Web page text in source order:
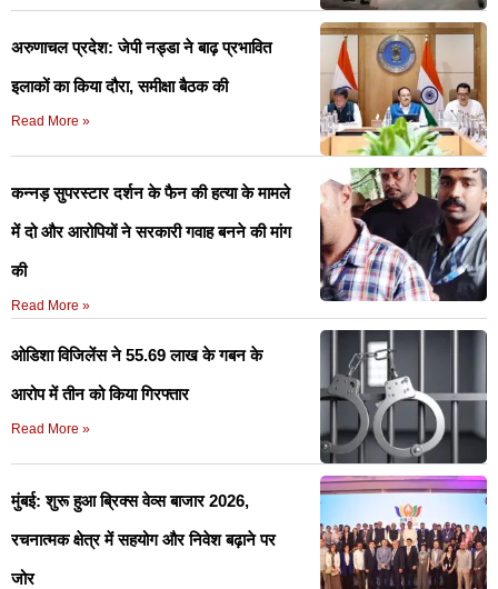
अरुणाचल प्रदेश: जेपी नड्डा ने बाढ़ प्रभावित
इलाकों का किया दौरा, समीक्षा बैठक की
Read More »
कन्नड़ सुपरस्टार दर्शन के फैन की हत्या के मामले
में दो और आरोपियों ने सरकारी गवाह बनने की मांग
की
Read More »
ओडिशा विजिलेंस ने 55.69 लाख के गबन के
आरोप में तीन को किया गिरफ्तार
Read More »
मुंबई: शुरू हुआ ब्रिक्स वेव्स बाजार 2026,
रचनात्मक क्षेत्र में सहयोग और निवेश बढ़ाने पर
जोर